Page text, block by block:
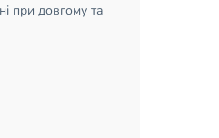
при довгому та